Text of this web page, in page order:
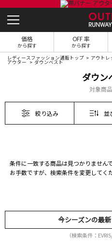
価格
から探す
OFF 率
から探す
レディースファッション通販トップ アウトレ
アウター ダウンベスト
ダウン
対象商品
絞り込み 並
条件に一致する商品は見つかりませんで
お手数ですが、検索条件を変更してく
今シーズンの最
（検索条件：